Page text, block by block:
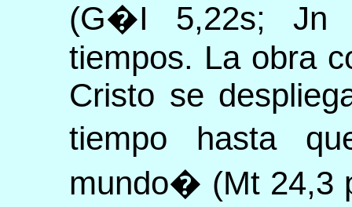
(G�I 5,22s; Jn
tiempos. La obra
Cristo se
tiempo hasta
mundo� (Mt 24,3